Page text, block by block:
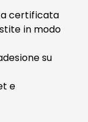
certificata
in modo
su
e